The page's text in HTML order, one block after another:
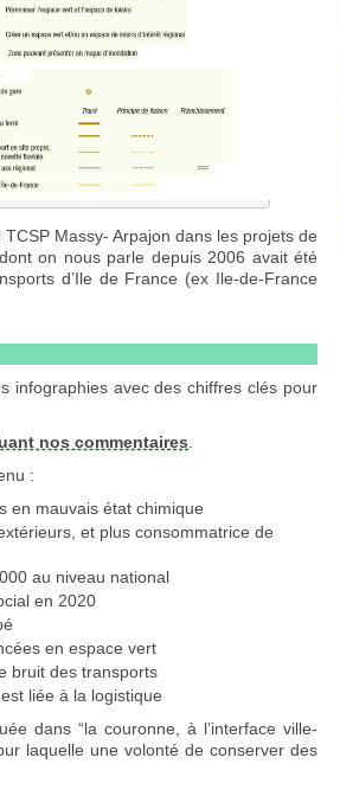
Massy- Arpajon dans les projets de
on nous parle depuis 2006 avait été
d’Ile de France (ex Ile-de-France
infographies avec des chiffres clés pour
nos commentaires
:
en mauvais état chimique
et plus consommatrice de
au niveau national
en 2020
en espace vert
bruit des transports
liée à la logistique
dans “la couronne, à l’interface ville-
laquelle une volonté de conserver des